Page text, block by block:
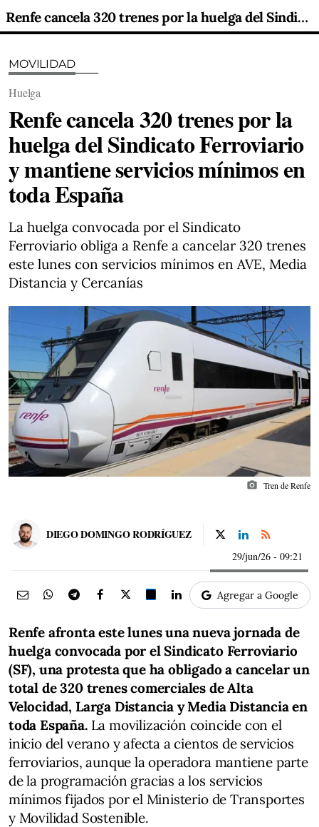
Renfe cancela 320 trenes por la huelga del Sindicato Ferroviario y mantiene servicios mínimos en toda España
MOVILIDAD
Huelga
Renfe cancela 320 trenes por la
huelga del Sindicato Ferroviario
y mantiene servicios mínimos en
toda España
La huelga convocada por el Sindicato
Ferroviario obliga a Renfe a cancelar 320 trenes
este lunes con servicios mínimos en AVE, Media
Distancia y Cercanías
photo_camera Tren de Renfe
DIEGO DOMINGO RODRÍGUEZ
29/jun/26 - 09:21
Agregar a Google
Renfe afronta este lunes una nueva jornada de
huelga convocada por el Sindicato Ferroviario
(SF), una protesta que ha obligado a cancelar un
total de 320 trenes comerciales de Alta
Velocidad, Larga Distancia y Media Distancia en
toda España.La movilización coincide con el
inicio del verano y afecta a cientos de servicios
ferroviarios, aunque la operadora mantiene parte
de la programación gracias a los servicios
mínimos fijados por el Ministerio de Transportes
y Movilidad Sostenible.